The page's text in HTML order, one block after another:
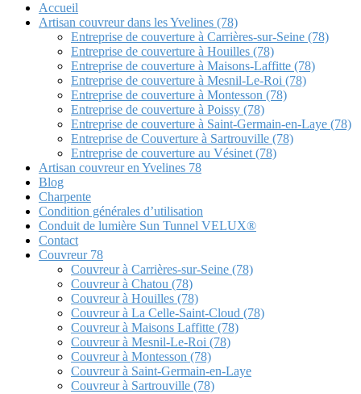
Accueil
Artisan couvreur dans les Yvelines (78)
Entreprise de couverture à Carrières-sur-Seine (78)
Entreprise de couverture à Houilles (78)
Entreprise de couverture à Maisons-Laffitte (78)
Entreprise de couverture à Mesnil-Le-Roi (78)
Entreprise de couverture à Montesson (78)
Entreprise de couverture à Poissy (78)
Entreprise de couverture à Saint-Germain-en-Laye (78)
Entreprise de Couverture à Sartrouville (78)
Entreprise de couverture au Vésinet (78)
Artisan couvreur en Yvelines 78
Blog
Charpente
Condition générales d’utilisation
Conduit de lumière Sun Tunnel VELUX®
Contact
Couvreur 78
Couvreur à Carrières-sur-Seine (78)
Couvreur à Chatou (78)
Couvreur à Houilles (78)
Couvreur à La Celle-Saint-Cloud (78)
Couvreur à Maisons Laffitte (78)
Couvreur à Mesnil-Le-Roi (78)
Couvreur à Montesson (78)
Couvreur à Saint-Germain-en-Laye
Couvreur à Sartrouville (78)